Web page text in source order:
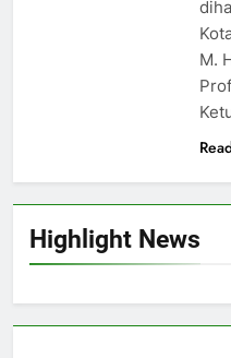
Highlight News
M.